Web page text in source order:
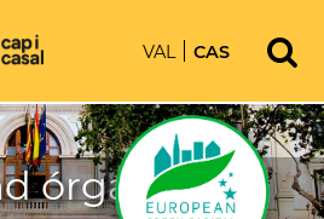
VAL CAS
órganos de